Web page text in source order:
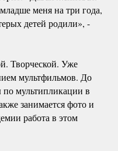
меня на три года,
детей родили», -
Творческой. Уже
мультфильмов. До
по мультипликации в
занимается фото и
работа в этом